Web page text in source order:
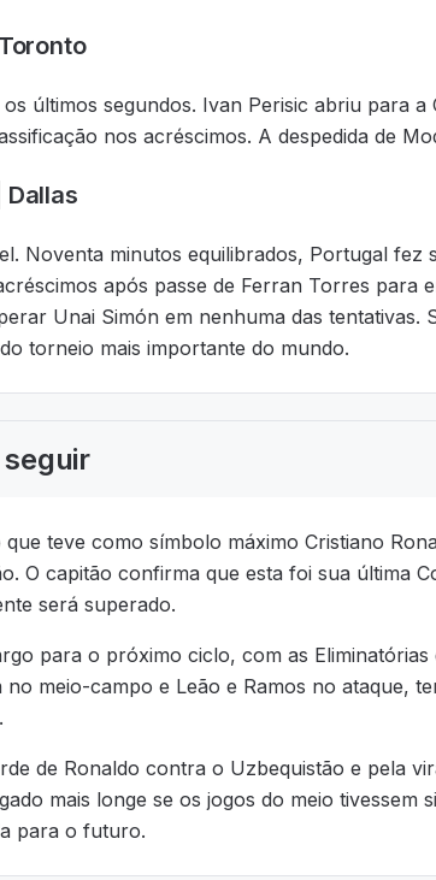
últimos segundos. Ivan Perisic abriu para
nos acréscimos. A despedida de
Dallas
Noventa minutos equilibrados, Portugal
após passe de Ferran Torres para
Unai Simón em nenhuma das tentativas.
torneio mais importante do mundo.
teve como símbolo máximo Cristiano
O capitão confirma que esta foi sua última
será superado.
para o próximo ciclo, com as
meio-campo e Leão e Ramos no ataque,
de Ronaldo contra o Uzbequistão e pela
mais longe se os jogos do meio tivessem
para o futuro.